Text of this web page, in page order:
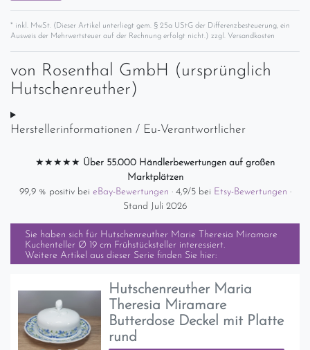
* inkl. MwSt. (Dieser Artikel unterliegt gem. § 25a UStG der Differenzbesteuerung, ein
Ausweis der Mehrwertsteuer auf der Rechnung erfolgt nicht.) zzgl. Versandkosten
von Rosenthal GmbH (ursprünglich
Hutschenreuther)
Herstellerinformationen / Eu-Verantwortlicher
★★★★★ Über 55.000 Händlerbewertungen auf großen
Marktplätzen
99,9 % positiv bei eBay-Bewertungen · 4,9/5 bei Etsy-Bewertungen ·
Stand Juli 2026
Sie haben sich für Hutschenreuther Marie Theresia Miramare
Kuchenteller Ø 19 cm Frühstücksteller interessiert.
Weitere Artikel aus dieser Serie finden Sie hier:
Hutschenreuther Maria
Theresia Miramare
Butterdose Deckel mit Platte
rund